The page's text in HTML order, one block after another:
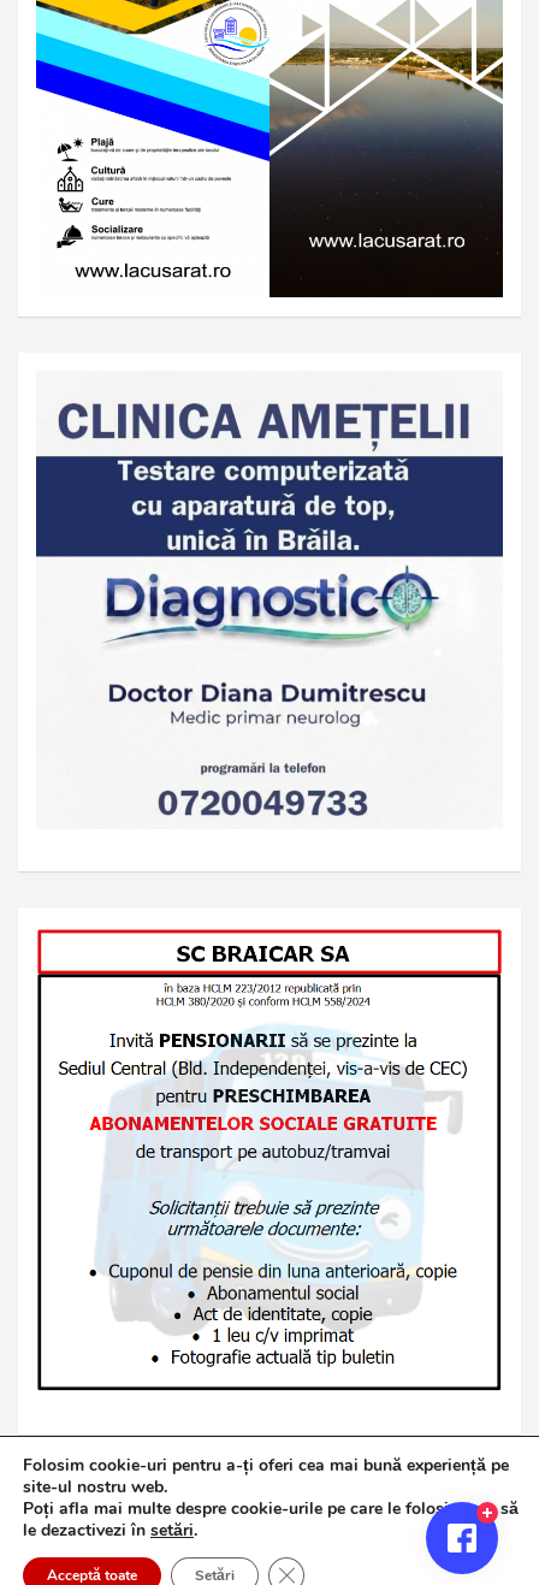
Copyright © 2026Jurnalul de Brăila
Politică de confidențialitate
Theme Horse
Proudly Powered by:WordPress
Folosim cookie-uri pentru a-ți oferi cea mai bună experiență pe
site-ul nostru web.
Poți afla mai multe despre cookie-urile pe care le folosim sau să
le dezactivezi în setări.
Acceptă toate Setări Close GDPR Cookie Banner